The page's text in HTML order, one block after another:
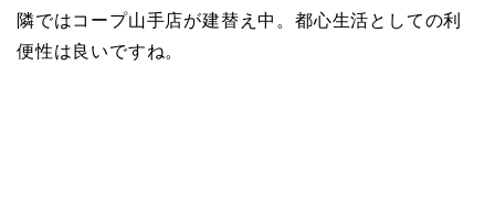
隣ではコープ山手店が建替え中。都心生活としての利
便性は良いですね。